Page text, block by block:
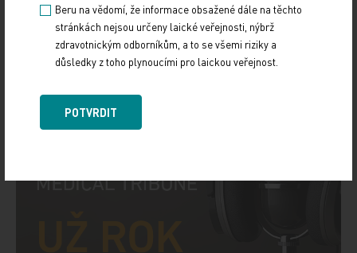
Beru na vědomí, že informace obsažené dále na těchto
stránkách nejsou určeny laické veřejnosti, nýbrž
zdravotnickým odborníkům, a to se všemi riziky a
důsledky z toho plynoucími pro laickou veřejnost.
POTVRDIT